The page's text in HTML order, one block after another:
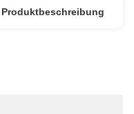
Produktbeschreibung